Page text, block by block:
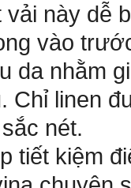
vải này dễ
vào
da nhằm
Chỉ linen
nét.
tiết kiệm